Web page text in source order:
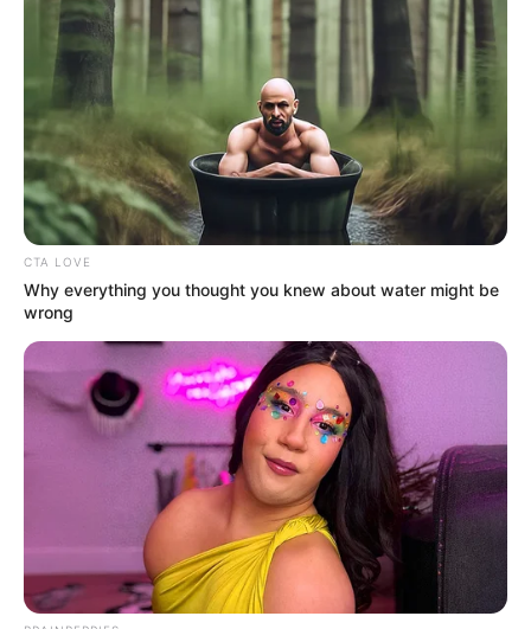
Her Story Isn't What You Think—You''ll Be Surprised
BRAINBERRIES
Clothes And Shoes Are The Real Challenges For This
Family!
BRAINBERRIES
Did You Notice How Natural Simba’s Movements
Looked In The Movie?
CTA LOVE
Why everything you thought you knew about water might be
wrong